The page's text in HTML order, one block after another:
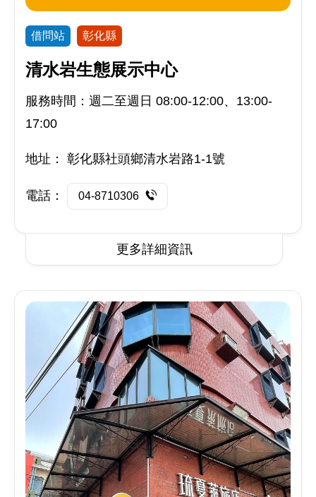
借問站 彰化縣
清水岩生態展示中心
服務時間：週二至週日 08:00-12:00、13:00-
17:00
地址： 彰化縣社頭鄉清水岩路1-1號
電話： 04-8710306
更多詳細資訊